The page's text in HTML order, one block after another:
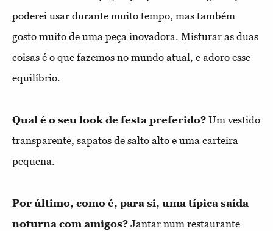
poderei usar durante muito tempo, mas também
gosto muito de uma peça inovadora. Misturar as duas
coisas é o que fazemos no mundo atual, e adoro esse
equilíbrio.
Qual é o seu look de festa preferido? Um vestido
transparente, sapatos de salto alto e uma carteira
pequena.
Por último, como é, para si, uma típica saída
noturna com amigos? Jantar num restaurante